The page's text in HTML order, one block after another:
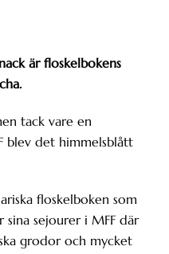
är floskelbokens
tack vare en
blev det himmelsblått
floskelboken som
sejourer i MFF där
grodor och mycket